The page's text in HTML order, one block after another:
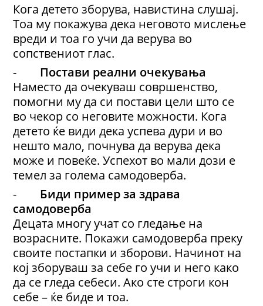
Кога детето зборува, навистина слушај.
Тоа му покажува дека неговото мислење
вреди и тоа го учи да верува во
сопствениот глас.
- Постави реални очекувања
Наместо да очекуваш совршенство,
помогни му да си постави цели што се
во чекор со неговите можности. Кога
детето ќе види дека успева дури и во
нешто мало, почнува да верува дека
може и повеќе. Успехот во мали дози е
темел за голема самодоверба.
- Биди пример за здрава
самодоверба
Децата многу учат со гледање на
возрасните. Покажи самодоверба преку
своите постапки и зборови. Начинот на
кој зборуваш за себе го учи и него како
да се гледа себеси. Ако сте строги кон
себе – ќе биде и тоа.